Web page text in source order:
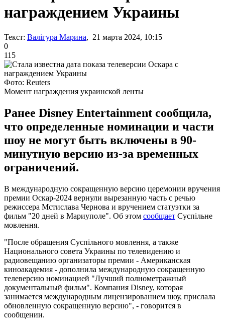
награждением Украины
Текст: Валігура Марина, 21 марта 2024, 10:15
0
115
Фото: Reuters
Момент награждения украинской ленты
Ранее Disney Entertainment сообщила,
что определенные номинации и части
шоу не могут быть включены в 90-
минутную версию из-за временных
ограничений.
В международную сокращенную версию церемонии вручения
премии Оскар-2024 вернули вырезанную часть с речью
режиссера Мстислава Чернова и вручением статуэтки за
фильм "20 дней в Мариуполе". Об этом сообщает Суспільне
мовлення.
"После обращения Суспільного мовлення, а также
Национального совета Украины по телевидению и
радиовещанию организаторы премии - Американская
киноакадемия - дополнила международную сокращенную
телеверсию номинацией "Лучший полнометражный
документальный фильм". Компания Disney, которая
занимается международным лицензированием шоу, прислала
обновленную сокращенную версию", - говорится в
сообщении.